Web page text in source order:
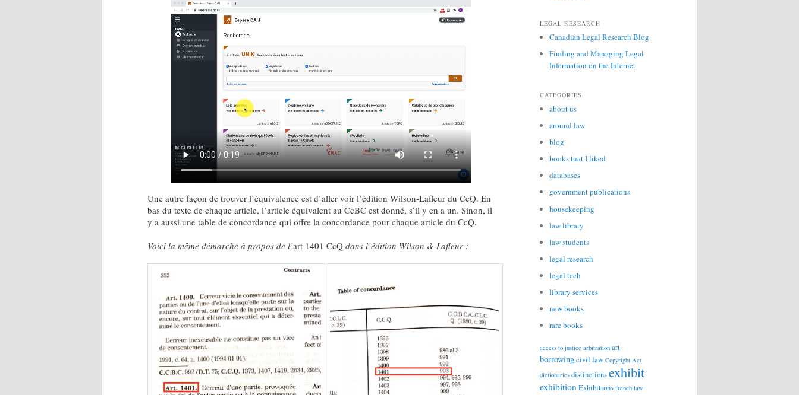
Une autre façon de trouver l’équivalence est d’aller voir l’édition Wilson-Lafleur du CcQ. En
bas du texte de chaque article, l’article équivalent au CcBC est donné, s’il y en a un. Sinon, il
y a aussi une table de concordance qui offre la concordance pour chaque article du CcQ.
Voici la même démarche à propos de l’art 1401 CcQ dans l’édition Wilson & Lafleur :
LEGAL RESEARCH
Canadian Legal Research Blog
Finding and Managing Legal
Information on the Internet
CATEGORIES
about us
around law
blog
books that I liked
databases
government publications
housekeeping
law library
law students
legal research
legal tech
library services
new books
rare books
access to justice arbitration art
borrowingcivil law Copyright Act
dictionaries distinctionsexhibit
exhibition Exhibitions french law